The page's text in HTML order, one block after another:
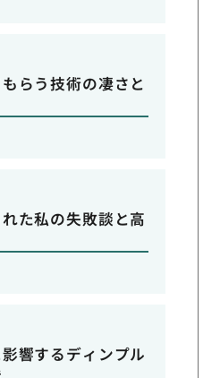
らう技術の凄さと
た私の失敗談と高
響するディンプル